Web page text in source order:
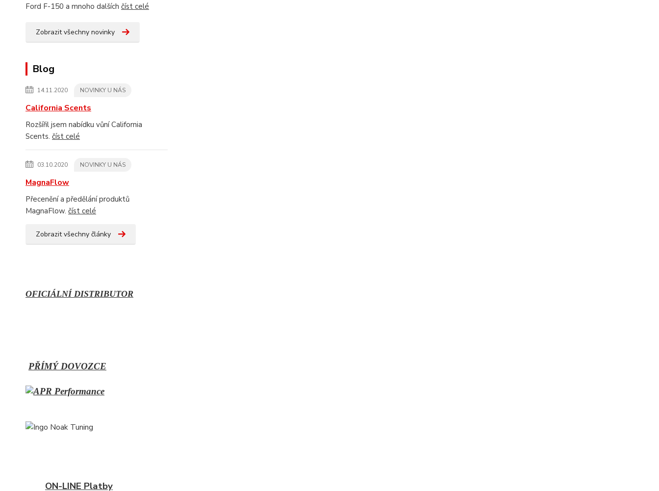
Ford F-150 a mnoho dalších číst celé
Zobrazit všechny novinky
Blog
14.11.2020 NOVINKY U NÁS
California Scents
Rozšířil jsem nabídku vůní California
Scents. číst celé
03.10.2020 NOVINKY U NÁS
MagnaFlow
Přecenění a předělání produktů
MagnaFlow. číst celé
Zobrazit všechny články
OFICIÁLNÍ DISTRIBUTOR
PŘÍMÝ DOVOZCE
ON-LINE Platby